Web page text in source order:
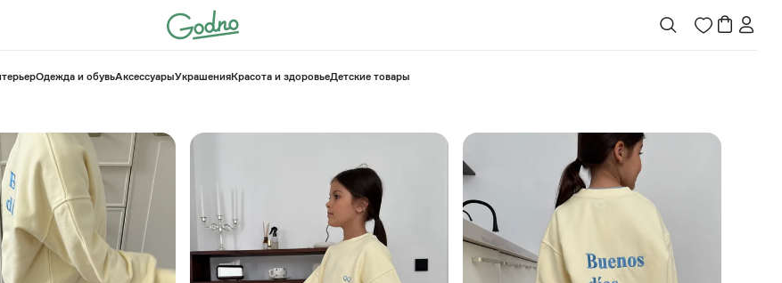
Одежда и обувьАксессуарыУкрашенияКрасота и здоровье⁠Детские товары